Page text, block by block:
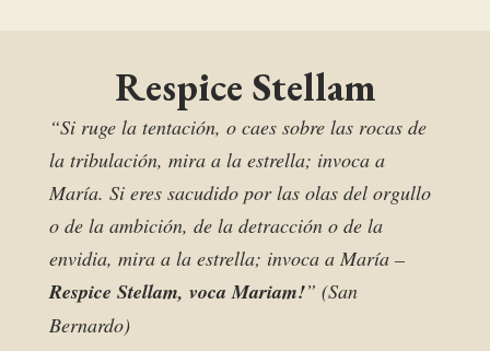
Respice Stellam
“Si ruge la tentación, o caes sobre las rocas de
la tribulación, mira a la estrella; invoca a
María. Si eres sacudido por las olas del orgullo
o de la ambición, de la detracción o de la
envidia, mira a la estrella; invoca a María –
Respice Stellam, voca Mariam!” (San
Bernardo)